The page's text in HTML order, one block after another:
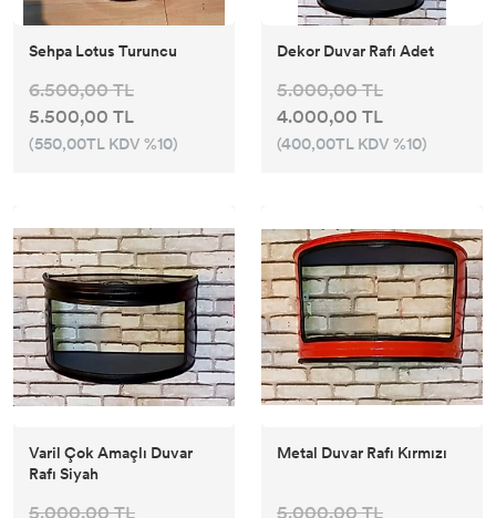
Sehpa Lotus Turuncu
6.500,00 TL
5.500,00 TL
(550,00TL KDV %10)
Dekor Duvar Rafı Adet
5.000,00 TL
4.000,00 TL
(400,00TL KDV %10)
Varil Çok Amaçlı Duvar
Rafı Siyah
Metal Duvar Rafı Kırmızı